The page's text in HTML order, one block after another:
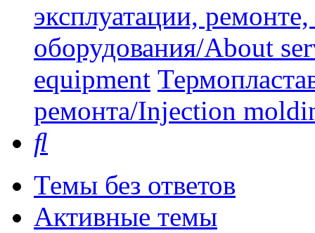
эксплуатации,
оборудования/About
equipment
ремонта/Injection
Темы без ответов
Активные темы